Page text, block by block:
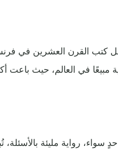
كتب القرن العشرين في
سواء، رواية مليئة